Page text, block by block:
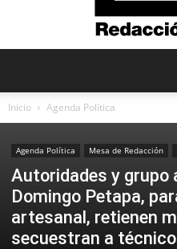
Inicio Agenda Política
Agenda Política Mesa de Redacción
Autoridades y grupo
Domingo Petapa,
artesanal, retienen
secuestran a